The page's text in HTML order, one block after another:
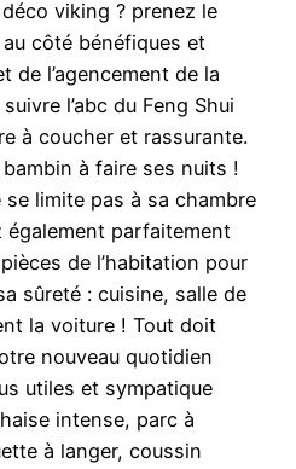
viking ? prenez le
côté bénéfiques et
de l’agencement de la
l’abc du Feng Shui
à coucher et rassurante.
à faire ses nuits !
limite pas à sa chambre
également parfaitement
de l’habitation pour
sûreté : cuisine, salle de
la voiture ! Tout doit
nouveau quotidien
utiles et sympatique
intense, parc à
à langer, coussin